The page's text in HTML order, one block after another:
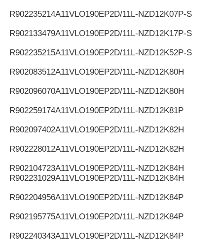
R902235214A11VLO190EP2D/11L-NZD12K07P-S
R902133479A11VLO190EP2D/11L-NZD12K17P-S
R902235215A11VLO190EP2D/11L-NZD12K52P-S
R902083512A11VLO190EP2D/11L-NZD12K80H
R902096070A11VLO190EP2D/11L-NZD12K80H
R902259174A11VLO190EP2D/11L-NZD12K81P
R902097402A11VLO190EP2D/11L-NZD12K82H
R902228012A11VLO190EP2D/11L-NZD12K82H
R902104723A11VLO190EP2D/11L-NZD12K84H
R902231029A11VLO190EP2D/11L-NZD12K84H
R902204956A11VLO190EP2D/11L-NZD12K84P
R902195775A11VLO190EP2D/11L-NZD12K84P
R902240343A11VLO190EP2D/11L-NZD12K84P